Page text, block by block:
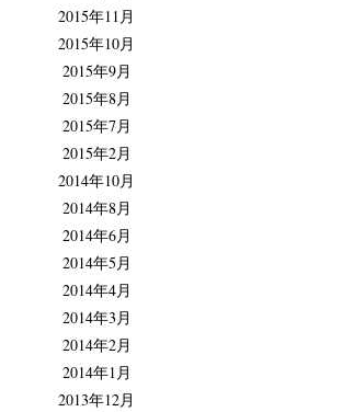
2015年11月
2015年10月
2015年9月
2015年8月
2015年7月
2015年2月
2014年10月
2014年8月
2014年6月
2014年5月
2014年4月
2014年3月
2014年2月
2014年1月
2013年12月